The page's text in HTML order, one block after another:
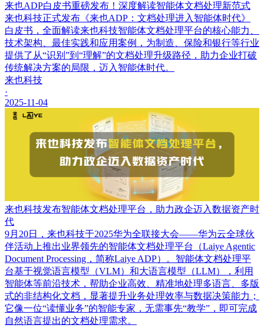
来也ADP白皮书重磅发布！深度解读智能体文档处理新范式
来也科技正式发布《来也ADP：文档处理进入智能体时代》
白皮书，全面解读来也科技智能体文档处理平台的核心能力、
技术架构、最佳实践和应用案例，为制造、保险和银行等行业
提供了从“识别”到“理解”的文档处理升级路径，助力企业打破
传统解决方案的局限，迈入智能体时代。
来也科技
·
2025-11-04
来也科技发布智能体文档处理平台，助力政企迈入数据资产时
代
9月20日，来也科技于2025华为全联接大会——华为云全球伙
伴活动上推出业界领先的智能体文档处理平台（Laiye Agentic
Document Processing，简称Laiye ADP）。智能体文档处理平
台基于视觉语言模型（VLM）和大语言模型（LLM），利用
智能体等前沿技术，帮助企业高效、精准地处理多语言、多版
式的非结构化文档，显著提升业务处理效率与数据决策能力；
它像一位“读懂业务”的智能专家，无需事先“教学”，即可完成
自然语言提出的文档处理需求。